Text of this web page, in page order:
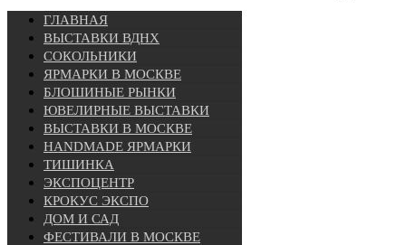
ГЛАВНАЯ
ВЫСТАВКИ ВДНХ
СОКОЛЬНИКИ
ЯРМАРКИ В МОСКВЕ
БЛОШИНЫЕ РЫНКИ
ЮВЕЛИРНЫЕ ВЫСТАВКИ
ВЫСТАВКИ В МОСКВЕ
HANDMADE ЯРМАРКИ
ТИШИНКА
ЭКСПОЦЕНТР
КРОКУС ЭКСПО
ДОМ И САД
ФЕСТИВАЛИ В МОСКВЕ